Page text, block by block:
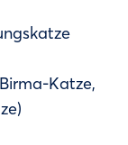
Katze,